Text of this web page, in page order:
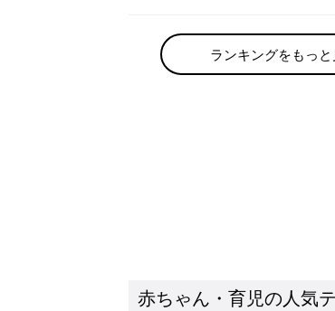
ランキングをもっと
赤ちゃん・育児の人気